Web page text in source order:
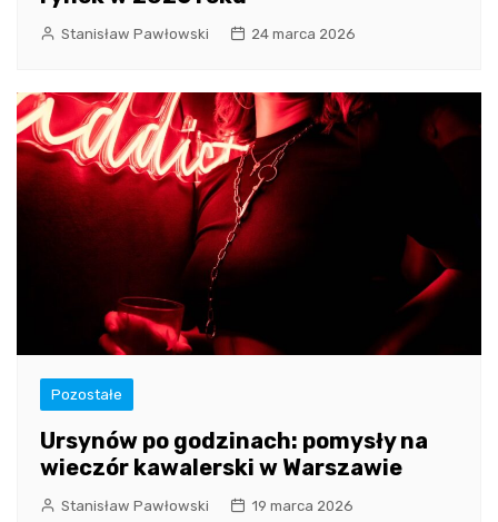
Stanisław Pawłowski 24 marca 2026
Pozostałe
Ursynów po godzinach: pomysły na
wieczór kawalerski w Warszawie
Stanisław Pawłowski 19 marca 2026